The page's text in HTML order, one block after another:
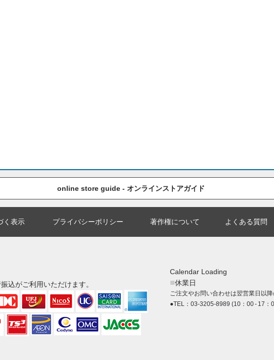
online store guide - オンラインストアガイド
く表示 プライバシーポリシー 著作権について よくある質問
込がご利用いただけます。
Calendar Loading
■休業日
ご注文やお問い合わせは翌営業日以降
●TEL：03-3205-8989 (10：00 - 17